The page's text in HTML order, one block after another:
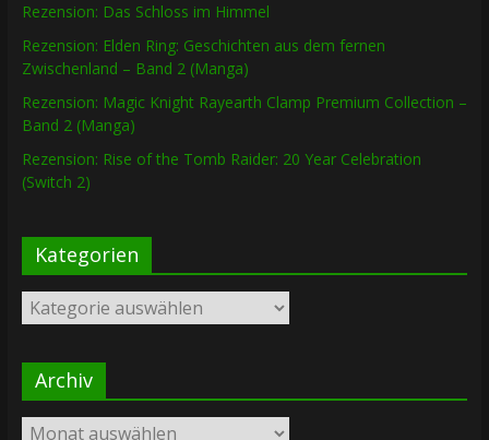
Rezension: Das Schloss im Himmel
Rezension: Elden Ring: Geschichten aus dem fernen
Zwischenland – Band 2 (Manga)
Rezension: Magic Knight Rayearth Clamp Premium Collection –
Band 2 (Manga)
Rezension: Rise of the Tomb Raider: 20 Year Celebration
(Switch 2)
Kategorien
Kategorien
Archiv
Archiv